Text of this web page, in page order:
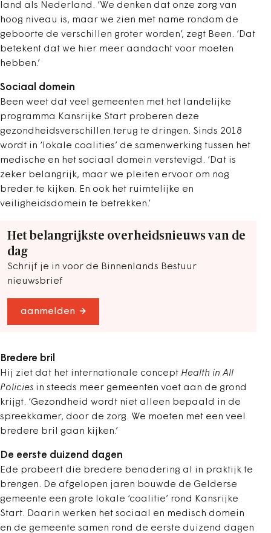
land als Nederland. ‘We denken dat onze zorg van
hoog niveau is, maar we zien met name rondom de
geboorte de verschillen groter worden’, zegt Been. ‘Dat
betekent dat we hier meer aandacht voor moeten
hebben.’
Sociaal domein
Been weet dat veel gemeenten met het landelijke
programma Kansrijke Start proberen deze
gezondheidsverschillen terug te dringen. Sinds 2018
wordt in ‘lokale coalities’ de samenwerking tussen het
medische en het sociaal domein verstevigd. ‘Dat is
zeker belangrijk, maar we pleiten ervoor om nog
breder te kijken. En ook het ruimtelijke en
veiligheidsdomein te betrekken.’
Het belangrijkste overheidsnieuws van de
dag
Schrijf je in voor de Binnenlands Bestuur
nieuwsbrief
aanmelden
Bredere bril
Hij ziet dat het internationale concept Health in All
Policies in steeds meer gemeenten voet aan de grond
krijgt. ‘Gezondheid wordt niet alleen bepaald in de
spreekkamer, door de zorg. We moeten met een veel
bredere bril gaan kijken.’
De eerste duizend dagen
Ede probeert die bredere benadering al in praktijk te
brengen. De afgelopen jaren bouwde de Gelderse
gemeente een grote lokale ‘coalitie’ rond Kansrijke
Start. Daarin werken het sociaal en medisch domein
en de gemeente samen rond de eerste duizend dagen